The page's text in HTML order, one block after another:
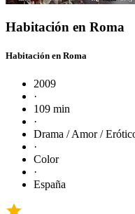
Habitación en Roma
Habitación en Roma
2009
·
109 min
·
Drama / Amor /
·
Color
·
España